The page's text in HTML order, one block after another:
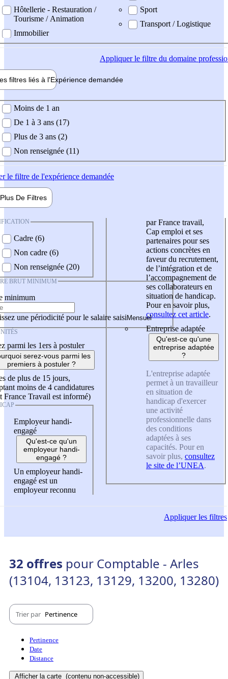
Hôtellerie - Restauration /
Tourisme / Animation
Immobilier
Sport
Transport / Logistique
Appliquerle filtre du domaine
filtres liés à l'Expérience demandée
demandée
Moins de 1 an
De 1 à 3 ans (17)
Plus de 3 ans (2)
Non renseignée (11)
le filtre de l'expérience demandée
Plus De Filtres
Cadre (6)
Non cadre (6)
Non renseignée (20)
BRUT MINIMUM
minimum
une périodicité pour le salaire saisi
parmi les 1ers à postuler
serez-vous parmi les
premiers à postuler ?
de plus de 15 jours,
moins de 4 candidatures
France Travail est informé)
Employeur handi-
engagé
Qu'est-ce qu'un
employeur handi-
engagé ?
Un employeur handi-
engagé est un
employeur reconnu
par France travail,
Cap emploi et ses
partenaires pour ses
actions concrètes en
faveur du recrutement,
de l’intégration et de
l’accompagnement de
ses collaborateurs en
situation de handicap.
Pour en savoir plus,
consultez cet article.
Entreprise adaptée
Qu'est-ce qu'une
entreprise adaptée
?
L'entreprise adaptée
permet à un travailleur
en situation de
handicap d'exercer
une activité
professionnelle dans
des conditions
adaptées à ses
capacités. Pour en
savoir plus, consultez
le site de l’UNEA.
Appliquerles filtres
32 offres pour Comptable - Arles
(13104, 13123, 13129, 13200, 13280)
Trier par Pertinence
Pertinence
Date
Distance
Afficher la carte (contenu non-accessible)